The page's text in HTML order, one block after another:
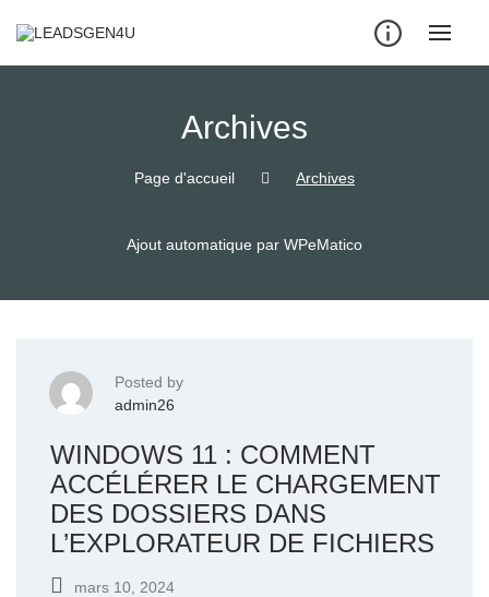
Archives
Page d'accueil Archives
Ajout automatique par WPeMatico
Posted by
admin26
WINDOWS 11 : COMMENT
ACCÉLÉRER LE CHARGEMENT
DES DOSSIERS DANS
L’EXPLORATEUR DE FICHIERS
mars 10, 2024